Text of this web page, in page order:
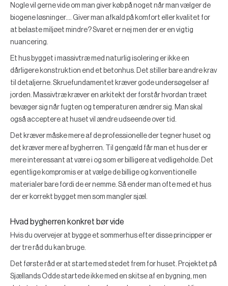
Nogle vil gerne vide om man giver køb på noget når man vælger de
biogene løsninger.... Giver man afkald på komfort eller kvalitet for
at belaste miljøet mindre? Svaret er nej men der er en vigtig
nuancering.
Et hus bygget i massivtræ med naturlig isolering er ikke en
dårligere konstruktion end et betonhus. Det stiller bare andre krav
til detaljerne. Skruefundamentet kræver gode undersøgelser af
jorden. Massivtræ kræver en arkitekt der forstår hvordan træet
bevæger sig når fugten og temperaturen ændrer sig. Man skal
også acceptere at huset vil ændre udseende over tid.
Det kræver måske mere af de professionelle der tegner huset og
det kræver mere af bygherren. Til gengæld får man et hus der er
mere interessant at være i og som er billigere at vedligeholde. Det
egentlige kompromis er at vælge de billige og konventionelle
materialer bare fordi de er nemme. Så ender man ofte med et hus
der er korrekt bygget men som mangler sjæl.
Hvad bygherren konkret bør vide
Hvis du overvejer at bygge et sommerhus efter disse principper er
der tre råd du kan bruge.
Det første råd er at starte med stedet frem for huset. Projektet på
Sjællands Odde startede ikke med en skitse af en bygning, men